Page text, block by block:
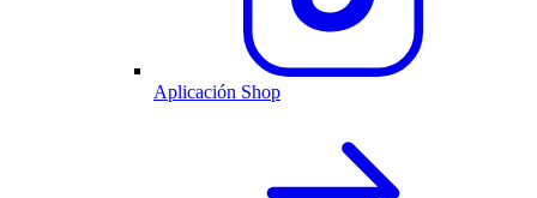
Aplicación Shop